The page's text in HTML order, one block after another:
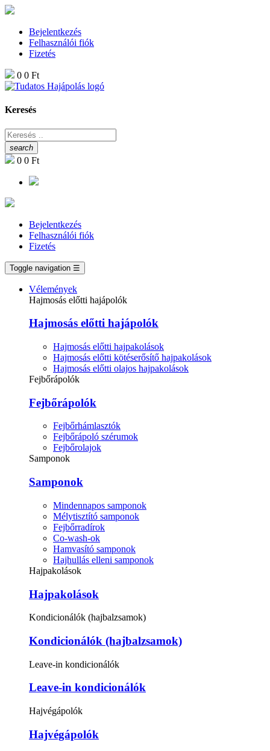
Bejelentkezés
Felhasználói fiók
Fizetés
0 0 Ft
Keresés
search
0 0 Ft
Bejelentkezés
Felhasználói fiók
Fizetés
Toggle navigation ☰
Vélemények
Hajmosás előtti hajápolók
Hajmosás előtti hajápolók
Hajmosás előtti hajpakolások
Hajmosás előtti kötéserősítő hajpakolások
Hajmosás előtti olajos hajpakolások
Fejbőrápolók
Fejbőrápolók
Fejbőrhámlasztók
Fejbőrápoló szérumok
Fejbőrolajok
Samponok
Samponok
Mindennapos samponok
Mélytisztító samponok
Fejbőrradírok
Co-wash-ok
Hamvasító samponok
Hajhullás elleni samponok
Hajpakolások
Hajpakolások
Kondicionálók (hajbalzsamok)
Kondicionálók (hajbalzsamok)
Leave-in kondicionálók
Leave-in kondicionálók
Hajvégápolók
Hajvégápolók